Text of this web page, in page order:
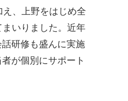
、上野をはじめ全
いりました。近年
研修も盛んに実施
が個別にサポート